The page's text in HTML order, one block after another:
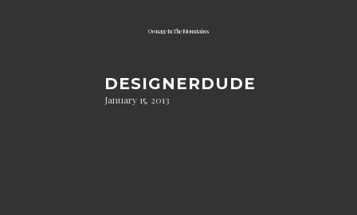
Ownage In The Mountains
DESIGNERDUDE
January 15, 2013